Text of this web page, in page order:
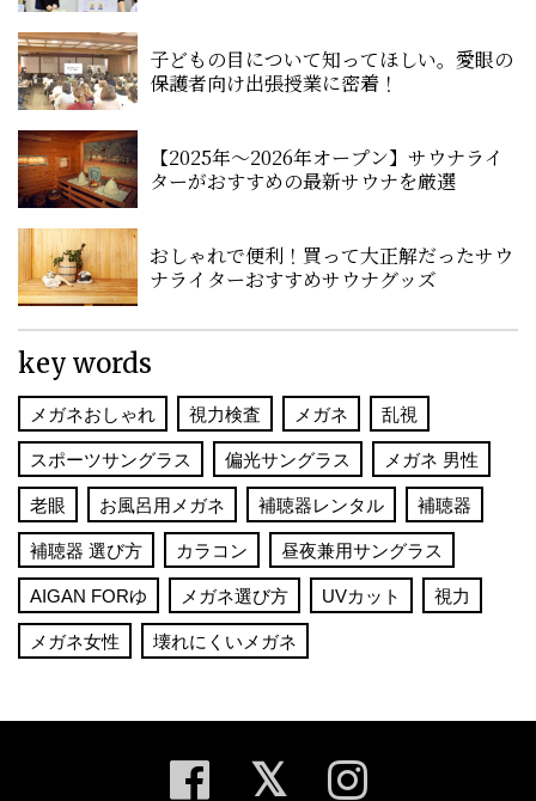
子どもの目について知ってほしい。愛眼の
保護者向け出張授業に密着！
【2025年〜2026年オープン】サウナライ
ターがおすすめの最新サウナを厳選
おしゃれで便利！買って大正解だったサウ
ナライターおすすめサウナグッズ
key words
メガネおしゃれ 視力検査 メガネ 乱視
スポーツサングラス 偏光サングラス メガネ 男性
老眼 お風呂用メガネ 補聴器レンタル 補聴器
補聴器 選び方 カラコン 昼夜兼用サングラス
AIGAN FORゆ メガネ選び方 UVカット 視力
メガネ女性 壊れにくいメガネ